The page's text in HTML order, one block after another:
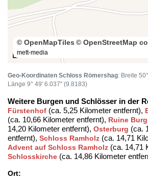
100 m
© OpenMapTiles © OpenStreetMap
mett-media
Geo-Koordinaten Schloss Römershag: Breite
Länge 9° 49' 6.037" (9.8183)
Weitere Burgen und Schlösser in der
Fürstenhof (ca. 5,25 Kilometer entfernt),
(ca. 10,66 Kilometer entfernt), Ruine
14,20 Kilometer entfernt), Osterburg (ca.
entfernt), Schloss Ramholz (ca. 14,71
Advent auf Schloss Ramholz (ca. 14,71
Schlosskirche (ca. 14,86 Kilometer
Ort: